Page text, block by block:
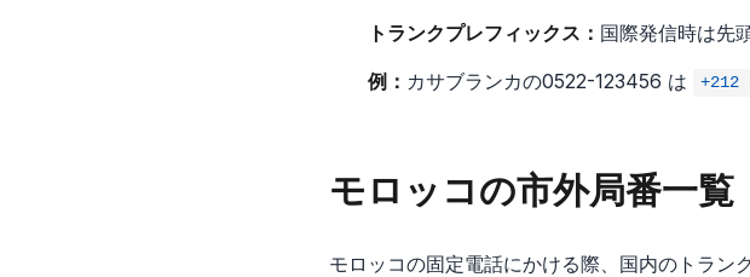
トランクプレフィックス： 国際発信時は先
例： カサブランカの0522-123456 は +212
モロッコの市外局番一覧
モロッコの固定電話にかける際、国内のトラ